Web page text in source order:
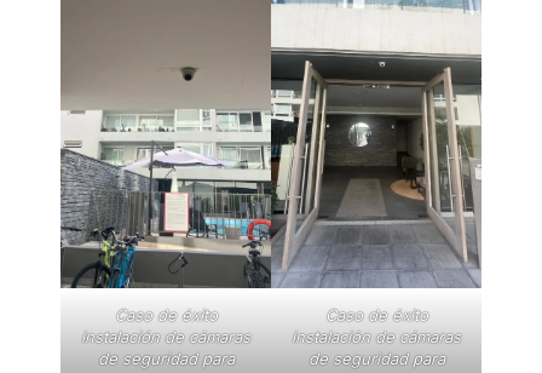
Caso de éxito
instalación de cámaras
de seguridad para
Caso de éxito
instalación de cámaras
de seguridad para